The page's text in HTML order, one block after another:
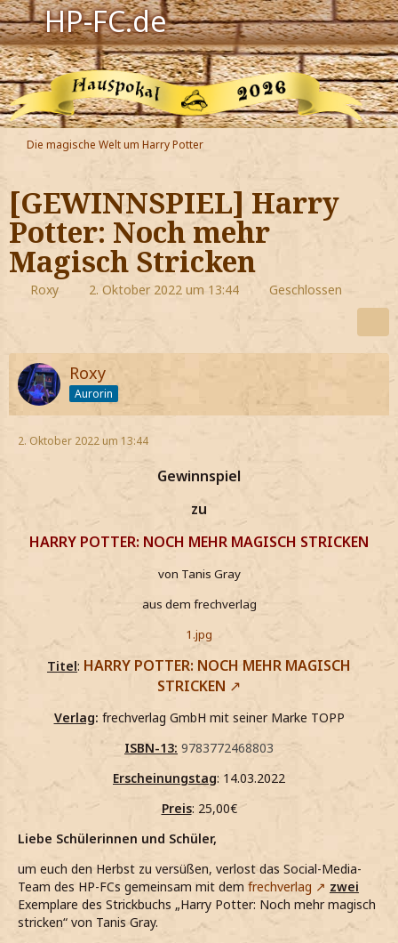
HP-FC.de
Navigation
Harry Potter
Der HP-FC
Hogwarts
Zauberwelt
Willkommen
Jetzt Fanclub-Mitglied werden!
Die magische Welt um Harry Potter
[GEWINNSPIEL] Harry
Potter: Noch mehr
Magisch Stricken
Roxy 2. Oktober 2022 um 13:44 Geschlossen
Roxy
Aurorin
2. Oktober 2022 um 13:44
Gewinnspiel
zu
HARRY POTTER: NOCH MEHR MAGISCH STRICKEN
von Tanis Gray
aus dem frechverlag
1.jpg
Titel: HARRY POTTER: NOCH MEHR MAGISCH
STRICKEN
Verlag: frechverlag GmbH mit seiner Marke TOPP
ISBN-13: 9783772468803
Erscheinungstag: 14.03.2022
Preis: 25,00€
Liebe Schülerinnen und Schüler,
um euch den Herbst zu versüßen, verlost das Social-Media-
Team des HP-FCs gemeinsam mit dem frechverlag
zwei
Exemplare des Strickbuchs „Harry Potter: Noch mehr magisch
stricken“ von Tanis Gray.